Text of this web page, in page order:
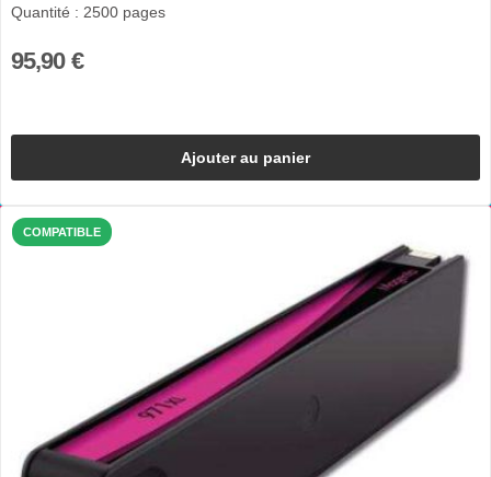
Quantité : 2500 pages
95,90 €
Ajouter au panier
COMPATIBLE